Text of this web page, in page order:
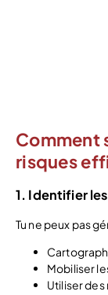
Comment
risques
1. Identifier
Tu ne peux pas
Mobiliser
Utiliser